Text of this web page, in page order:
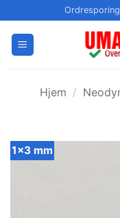
til
indhold
Ordresporing
Hjem /
1x3 mm